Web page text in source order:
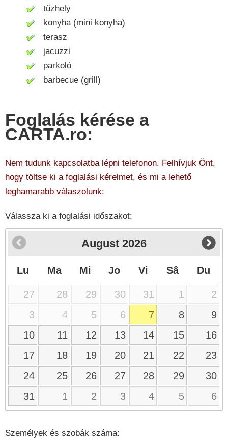
tűzhely
konyha (mini konyha)
terasz
jacuzzi
parkoló
barbecue (grill)
Foglalás kérése a
CARTA.ro:
Nem tudunk kapcsolatba lépni telefonon. Felhívjuk Önt,
hogy töltse ki a foglalási kérelmet, és mi a lehető
leghamarabb válaszolunk:
Válassza ki a foglalási időszakot:
August 2026
Lu Ma Mi Jo Vi Sâ Du
27 28 29 30 31 1
2
3
4 5 6 7 8
9
10
11 12 13 14 15
16
17
18 19 20 21 22
23
24
25 26 27 28 29
30
31
1 2 3 4 5 6
Személyek és szobák száma: